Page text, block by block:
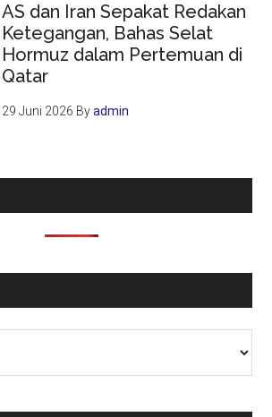
AS dan Iran Sepakat Redakan
Ketegangan, Bahas Selat
Hormuz dalam Pertemuan di
Qatar
29 Juni 2026 Byadmin